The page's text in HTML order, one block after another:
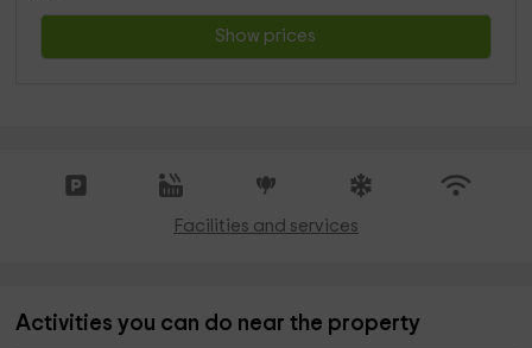
Show prices
Facilities and services
Activities you can do near the property